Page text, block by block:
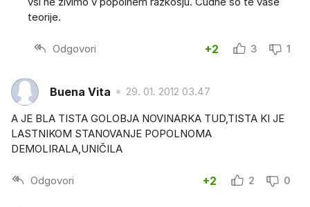
teorije.
Odgovori +2 3 1
Buena Vita 29. 01. 2012 03.47
A JE BLA TISTA GOLOBJA NOVINARKA TUD,TISTA KI JE
LASTNIKOM STANOVANJE POPOLNOMA
DEMOLIRALA,UNIČILA
Odgovori +2 2 0